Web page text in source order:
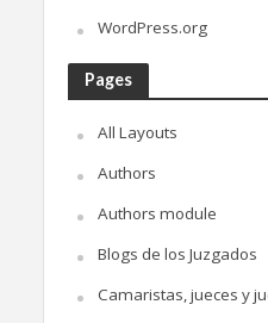
WordPress.org
Pages
All Layouts
Authors
Authors module
Blogs de los Juzgados
Camaristas, jueces y